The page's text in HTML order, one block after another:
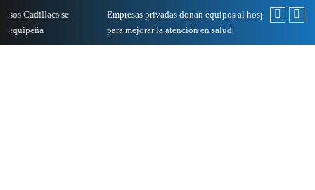
Empresas privadas donan equipos al hospital Honorio Delgado
para mejorar la atención en salud
Cambio de